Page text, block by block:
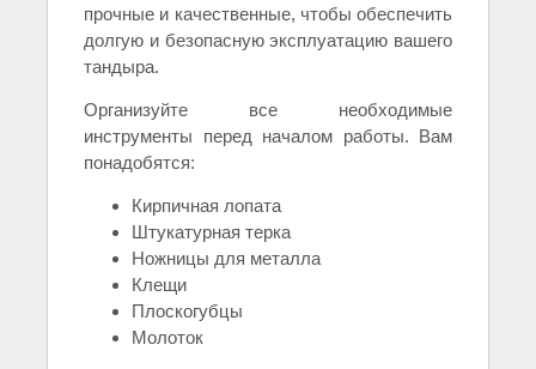
прочные и качественные, чтобы обеспечить
долгую и безопасную эксплуатацию вашего
тандыра.
Организуйте все необходимые
инструменты перед началом работы. Вам
понадобятся:
Кирпичная лопата
Штукатурная терка
Ножницы для металла
Клещи
Плоскогубцы
Молоток